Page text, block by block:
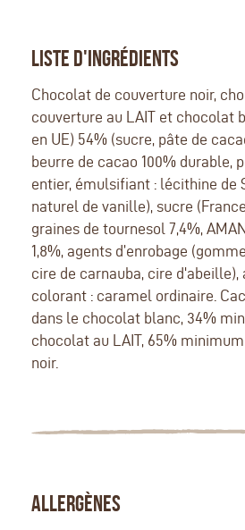
LISTE D'INGRÉDIENTS
Chocolat de couverture noir,
couverture au LAIT et chocolat
en UE) 54% (sucre, pâte de
beurre de cacao 100% durable,
entier, émulsifiant : lécithine de
naturel de vanille), sucre
graines de tournesol 7,4%,
1,8%, agents d’enrobage
cire de carnauba, cire
colorant : caramel ordinaire.
dans le chocolat blanc, 34%
chocolat au LAIT, 65%
noir.
ALLERGÈNES